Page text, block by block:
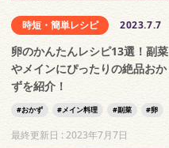
時短・簡単レシピ 2023.7.7
卵のかんたんレシピ13選！副菜
やメインにぴったりの絶品おか
ずを紹介！
おかず メイン料理 副菜 卵
最終更新日 :2023年7月7日